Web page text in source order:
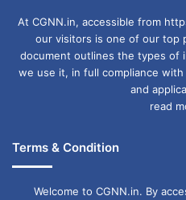
At CGNN.in, accessible from
our visitors is one of our top
document outlines the types of
we use it, in full compliance
and
read
Terms & Condition
Welcome to CGNN.in. By